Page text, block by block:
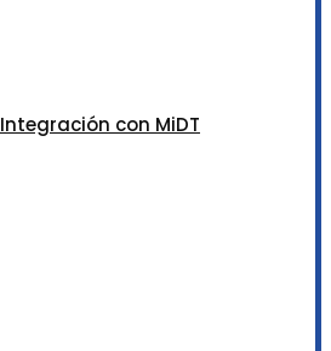
Integración con MiDT